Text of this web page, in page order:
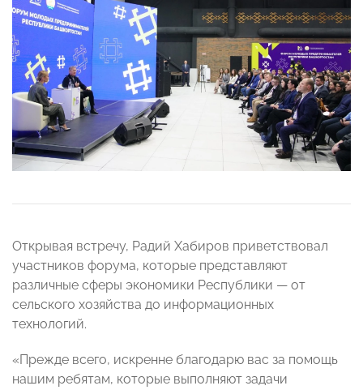
Открывая встречу, Радий Хабиров приветствовал
участников форума, которые представляют
различные сферы экономики Республики — от
сельского хозяйства до информационных
технологий.
«Прежде всего, искренне благодарю вас за помощь
нашим ребятам, которые выполняют задачи